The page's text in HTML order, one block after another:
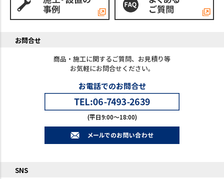
お問合せ
商品・施工に関するご質問、お見積り等
お気軽にお問合せください。
お電話でのお問合せ
(平日9:00～18:00)
SNS